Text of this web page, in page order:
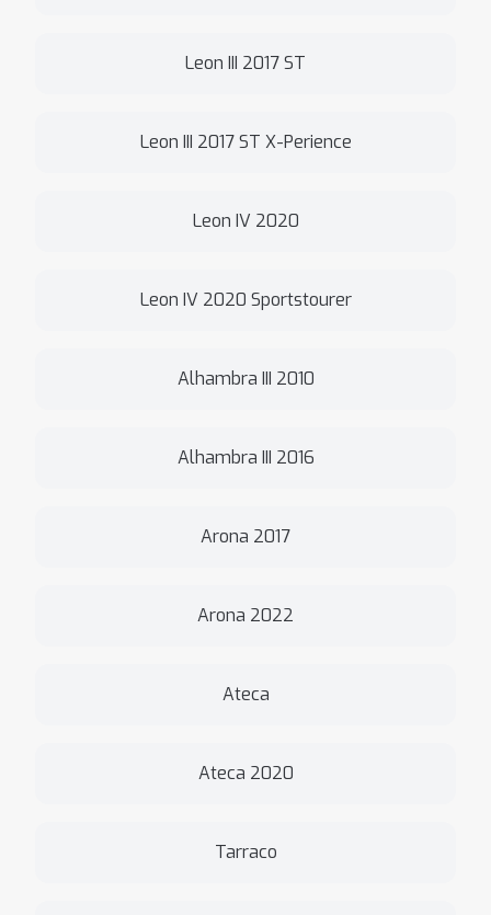
Leon III 2017 ST
Leon III 2017 ST X-Perience
Leon IV 2020
Leon IV 2020 Sportstourer
Alhambra III 2010
Alhambra III 2016
Arona 2017
Arona 2022
Ateca
Ateca 2020
Tarraco